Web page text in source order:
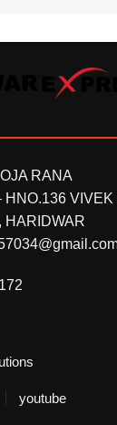
RANA
HARIDWAR
youtube